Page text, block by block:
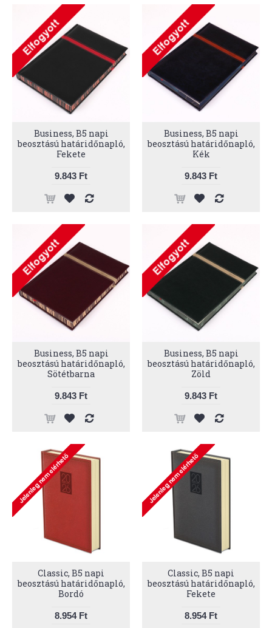
Business, B5 napi
beosztású határidőnapló,
Fekete
9.843 Ft
Business, B5 napi
beosztású határidőnapló,
Kék
9.843 Ft
Business, B5 napi
beosztású határidőnapló,
Sötétbarna
9.843 Ft
Business, B5 napi
beosztású határidőnapló,
Zöld
9.843 Ft
Classic, B5 napi
beosztású határidőnapló,
Bordó
8.954 Ft
Classic, B5 napi
beosztású határidőnapló,
Fekete
8.954 Ft